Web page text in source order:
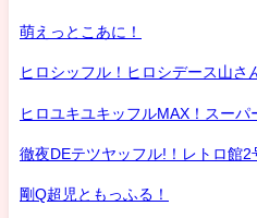
萌えっとこあに！
ヒロシッフル！ヒロシデース山さ
ヒロユキユキッフルMAX！スーパ
徹夜DEテツヤッフル!！レトロ館2
剛Q超児ともっふる！